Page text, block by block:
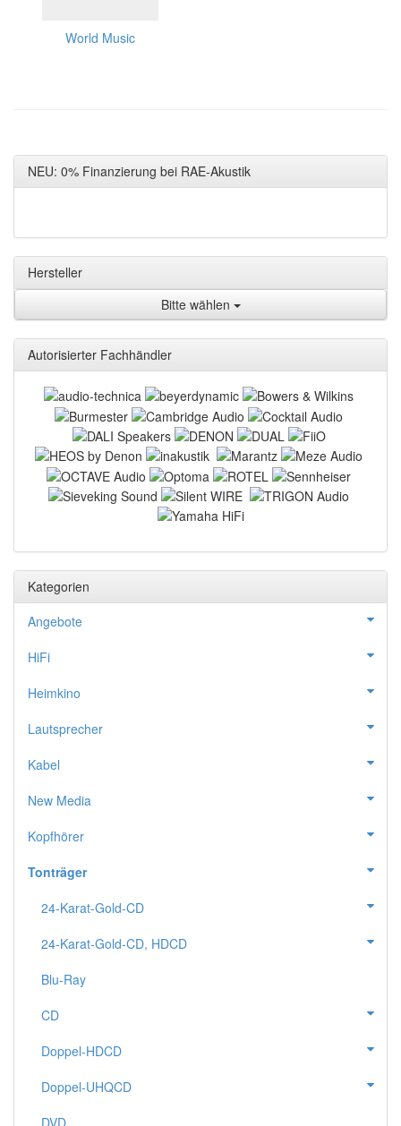
World Music
NEU: 0% Finanzierung bei RAE-Akustik
Hersteller
Bitte wählen
Autorisierter Fachhändler
Kategorien
Angebote
HiFi
Heimkino
Lautsprecher
Kabel
New Media
Kopfhörer
Tonträger
24-Karat-Gold-CD
24-Karat-Gold-CD, HDCD
Blu-Ray
CD
Doppel-HDCD
Doppel-UHQCD